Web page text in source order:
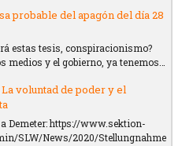
probable del apagón del día 28
estas tesis, conspiracionismo?
medios y el gobierno, ya tenemos…
La voluntad de poder y el
Demeter: https://www.sektion-
SLW/News/2020/Stellungnahme